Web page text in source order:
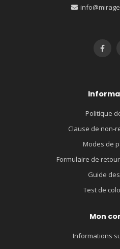
Politique
Clause de non-
Modes de
Formulaire de
Guide
Test de
Mon
Informations